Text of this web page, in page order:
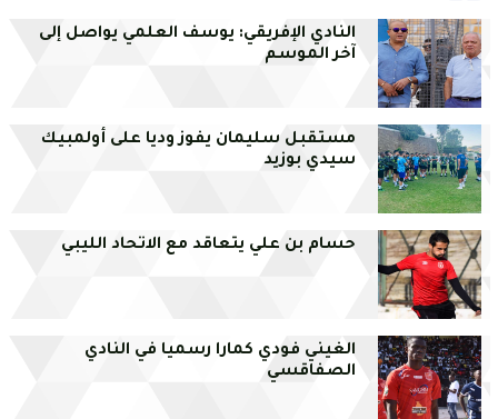
النادي الإفريقي: يوسف العلمي يواصل إلى
آخر الموسم
مستقبل سليمان يفوز وديا على أولمبيك
سيدي بوزيد
حسام بن علي يتعاقد مع الاتحاد الليبي
الغيني فودي كمارا رسميا في النادي
الصفاقسي